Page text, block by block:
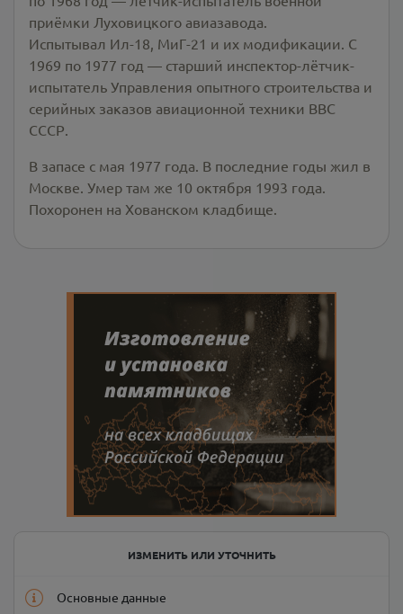
приёмки Луховицкого авиазавода.
Испытывал Ил-18, МиГ-21 и их модификации. С
1969 по 1977 год — старший инспектор-лётчик-
испытатель Управления опытного строительства и
серийных заказов авиационной техники ВВС
СССР.
В запасе с мая 1977 года. В последние годы жил в
Москве. Умер там же 10 октября 1993 года.
Похоронен на Хованском кладбище.
ИЗМЕНИТЬ ИЛИ УТОЧНИТЬ
Основные данные